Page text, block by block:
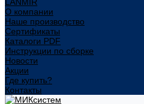
О компании
Наше производство
Сертификаты
Каталоги PDF
Инструкции по сборке
Новости
Акции
Где купить?
Контакты